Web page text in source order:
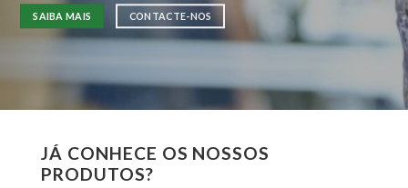
SAIBA MAIS CONTACTE-NOS
JÁ CONHECE OS NOSSOS
PRODUTOS?